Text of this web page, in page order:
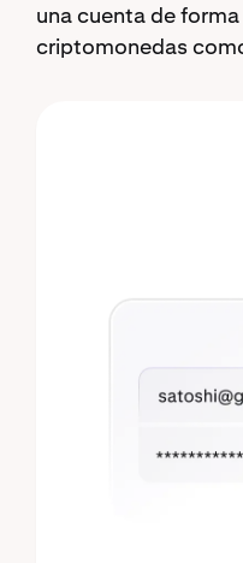
una cuenta de
criptomonedas